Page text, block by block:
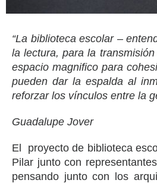
“La biblioteca escolar –
la lectura, para la
espacio magnifico para
pueden dar la espalda al
reforzar los vínculos entre la
Guadalupe Jover
El proyecto de biblioteca
Pilar junto con
pensando junto con los